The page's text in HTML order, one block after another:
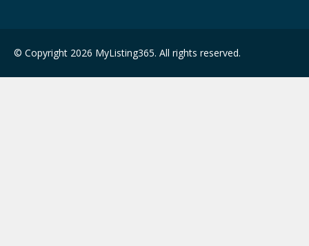
© Copyright 2026 MyListing365. All rights reserved.